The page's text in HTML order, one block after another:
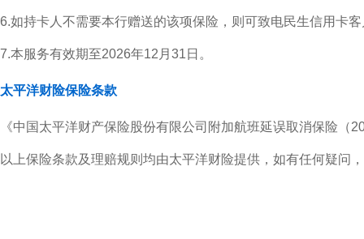
6.如持卡人不需要本行赠送的该项保险，则可致电民生信用卡
7.本服务有效期至2026年12月31日。
太平洋财险保险条款
《中国太平洋财产保险股份有限公司附加航班延误取消保险（
以上保险条款及理赔规则均由太平洋财险提供，如有任何疑问